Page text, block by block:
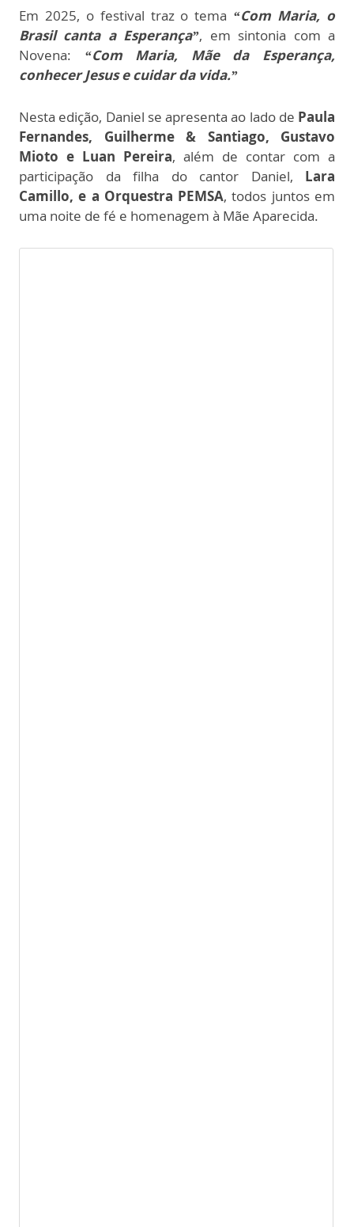
Em 2025, o festival traz o tema “Com Maria, o
Brasil canta a Esperança”, em sintonia com a
Novena: “Com Maria, Mãe da Esperança,
conhecer Jesus e cuidar da vida.”
Nesta edição, Daniel se apresenta ao lado de Paula
Fernandes, Guilherme & Santiago, Gustavo
Mioto e Luan Pereira, além de contar com a
participação da filha do cantor Daniel, Lara
Camillo, e a Orquestra PEMSA, todos juntos em
uma noite de fé e homenagem à Mãe Aparecida.